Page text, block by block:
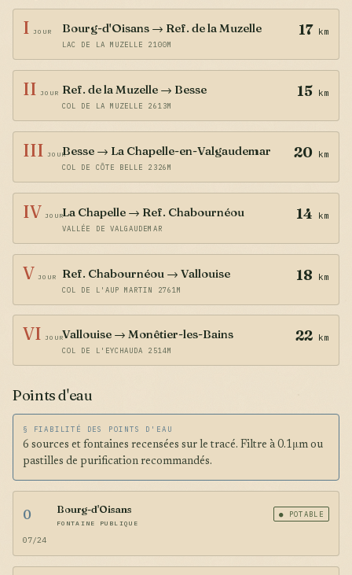
I JOUR Bourg-d'Oisans → Ref. de la Muzelle
LAC DE LA MUZELLE 2100M
17 km
II JOUR Ref. de la Muzelle → Besse
COL DE LA MUZELLE 2613M
15 km
III JOURBesse → La Chapelle-en-Valgaudemar
COL DE CÔTE BELLE 2326M
20 km
IV JOURLa Chapelle → Ref. Chabournéou
VALLÉE DE VALGAUDEMAR
14 km
V JOUR Ref. Chabournéou → Vallouise
COL DE L'AUP MARTIN 2761M
18 km
VI JOURVallouise → Monêtier-les-Bains
COL DE L'EYCHAUDA 2514M
22 km
Points d'eau
§ FIABILITÉ DES POINTS D'EAU
6 sources et fontaines recensées sur le tracé. Filtre à 0.1μm ou
pastilles de purification recommandés.
0 Bourg-d'Oisans
FONTAINE PUBLIQUE
● POTABLE
07/24